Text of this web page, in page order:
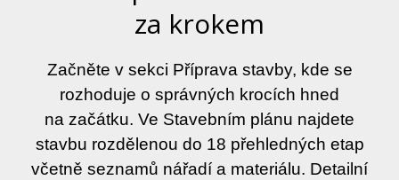
za krokem
Začněte v sekci Příprava stavby, kde se
rozhoduje o správných krocích hned
na začátku. Ve Stavebním plánu najdete
stavbu rozdělenou do 18 přehledných etap
včetně seznamů nářadí a materiálu. Detailní